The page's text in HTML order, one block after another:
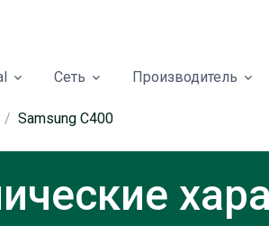
Сеть Производитель
Samsung C400